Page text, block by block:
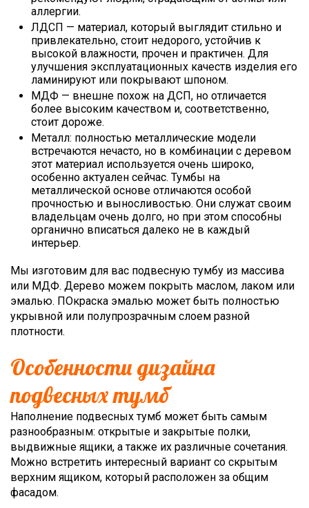
аллергии.
ЛДСП — материал, который выглядит стильно и
привлекательно, стоит недорого, устойчив к
высокой влажности, прочен и практичен. Для
улучшения эксплуатационных качеств изделия его
ламинируют или покрывают шпоном.
МДФ — внешне похож на ДСП, но отличается
более высоким качеством и, соответственно,
стоит дороже.
Металл: полностью металлические модели
встречаются нечасто, но в комбинации с деревом
этот материал используется очень широко,
особенно актуален сейчас. Тумбы на
металлической основе отличаются особой
прочностью и выносливостью. Они служат своим
владельцам очень долго, но при этом способны
органично вписаться далеко не в каждый
интерьер.
Мы изготовим для вас подвесную тумбу из массива
или МДФ. Дерево можем покрыть маслом, лаком или
эмалью. ПОкраска эмалью может быть полностью
укрывной или полупрозрачным слоем разной
плотности.
Особенности дизайна
подвесных тумб
Наполнение подвесных тумб может быть самым
разнообразным: открытые и закрытые полки,
выдвижные ящики, а также их различные сочетания.
Можно встретить интересный вариант со скрытым
верхним ящиком, который расположен за общим
фасадом.